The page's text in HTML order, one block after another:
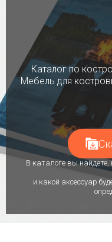
Каталог по
Мебель для
В каталоге вы
и какой аксессуар